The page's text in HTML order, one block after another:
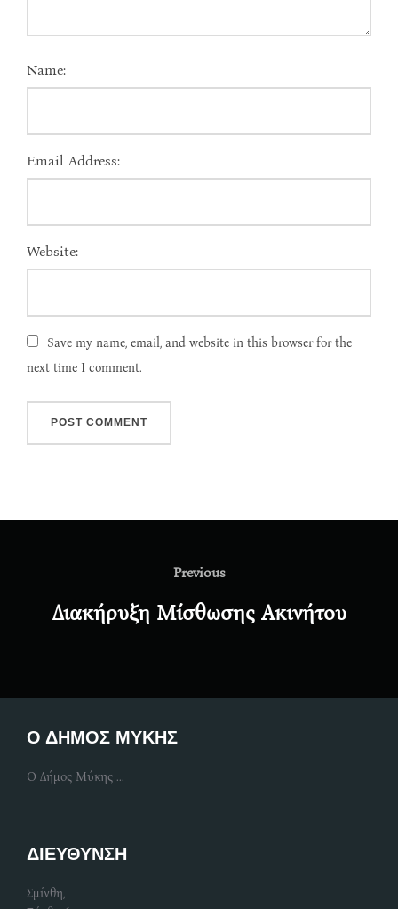
Name:
Email Address:
Website:
Save my name, email, and website in this browser for the
next time I comment.
Previous
Previous
Διακήρυξη Μίσθωσης Ακινήτου
Ο ΔΗΜΟΣ ΜΥΚΗΣ
Ο Δήμος Μύκης ...
ΔΙΕΥΘΥΝΣΗ
Σμίνθη,